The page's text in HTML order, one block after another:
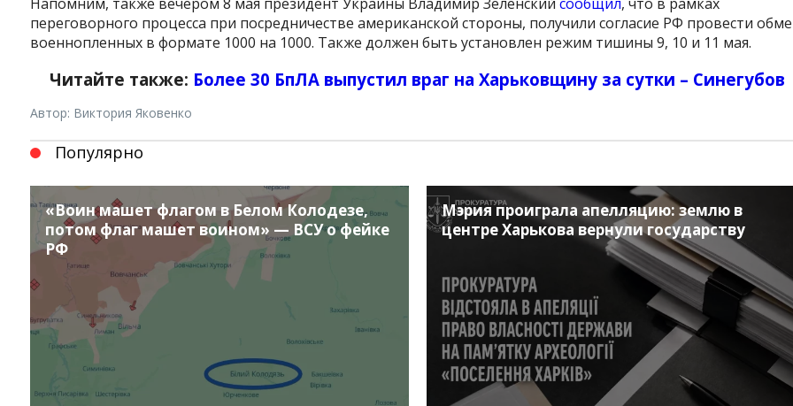
переговорного процесса при посредничестве американской стороны, получили согласие РФ провести
военнопленных в формате 1000 на 1000. Также должен быть установлен режим тишины 9, 10 и 11 мая.
Читайте также: Более 30 БпЛА выпустил враг на Харьковщину за сутки – Синегубов
Автор: Виктория Яковенко
Популярно
«Воин машет флагом в Белом Колодезе,
потом флаг машет воином» — ВСУ о фейке
РФ
Мэрия проиграла апелляцию: землю в
центре Харькова вернули государству